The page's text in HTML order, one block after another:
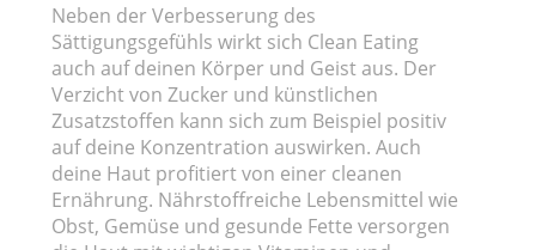
Neben der Verbesserung des
Sättigungsgefühls wirkt sich Clean Eating
auch auf deinen Körper und Geist aus. Der
Verzicht von Zucker und künstlichen
Zusatzstoffen kann sich zum Beispiel positiv
auf deine Konzentration auswirken. Auch
deine Haut profitiert von einer cleanen
Ernährung. Nährstoffreiche Lebensmittel wie
Obst, Gemüse und gesunde Fette versorgen